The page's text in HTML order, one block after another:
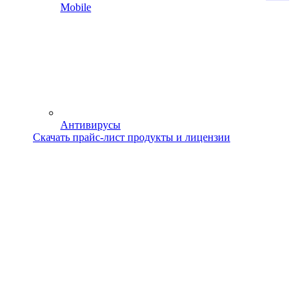
Mobile
Антивирусы
Скачать прайс-лист продукты и лицензии